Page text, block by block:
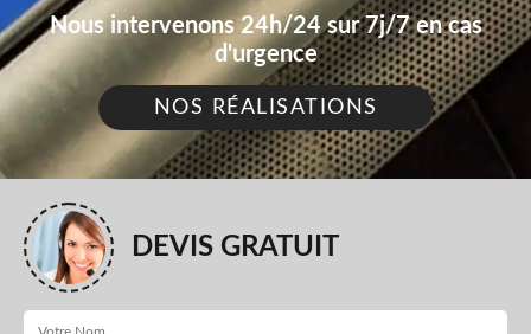
Nous intervenons 24h/24 sur 7j/7 en cas
d'urgence
NOS RÉALISATIONS
DEVIS GRATUIT